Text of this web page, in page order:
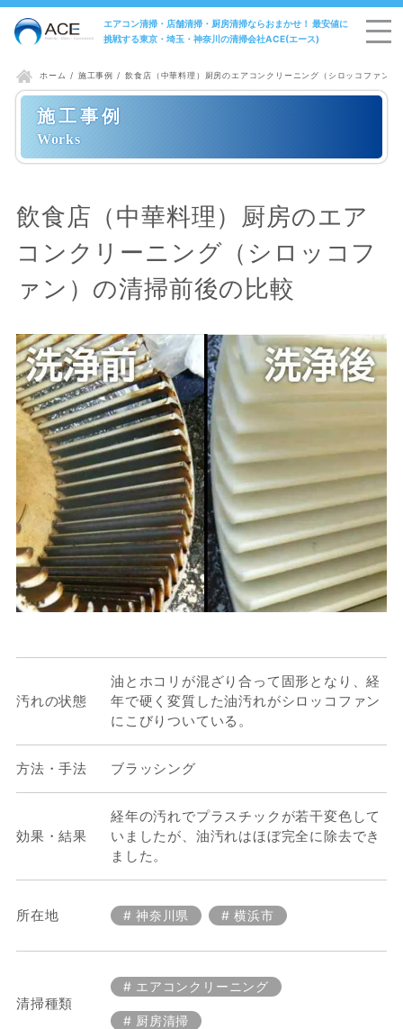
エアコン清掃・店舗清掃・厨房清掃ならおまかせ！ 最安値に
挑戦する東京・埼玉・神奈川の清掃会社ACE(エース)
ホーム 施工事例 飲食店（中華料理）厨房のエアコンクリーニング（シロッコファン）
施工事例
飲食店（中華料理）厨房のエア
コンクリーニング（シロッコフ
ァン）の清掃前後の比較
汚れの状態
油とホコリが混ざり合って固形となり、経
年で硬く変質した油汚れがシロッコファン
にこびりついている。
方法・手法 ブラッシング
効果・結果
経年の汚れでプラスチックが若干変色して
いましたが、油汚れはほぼ完全に除去でき
ました。
所在地 神奈川県 横浜市
清掃種類
エアコンクリーニング
厨房清掃